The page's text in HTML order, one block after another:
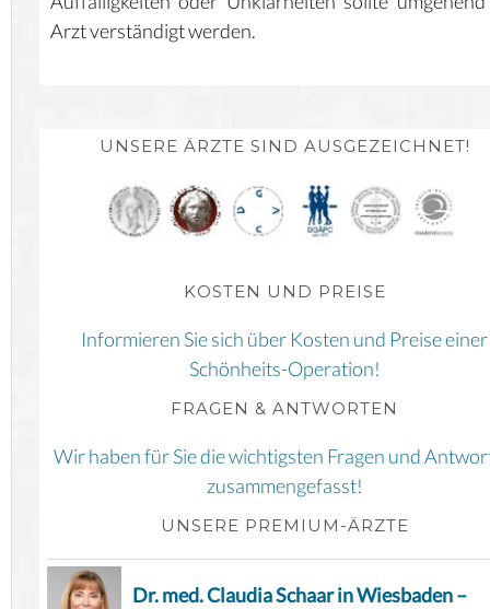
Arzt verständigt werden.
UNSERE ÄRZTE SIND AUSGEZEICHNET!
KOSTEN UND PREISE
Informieren Sie sich über Kosten und Preise einer
Schönheits-Operation!
FRAGEN & ANTWORTEN
Wir haben für Sie die wichtigsten Fragen und
zusammengefasst!
UNSERE PREMIUM-ÄRZTE
Dr. med. Claudia Schaar in Wiesbaden –